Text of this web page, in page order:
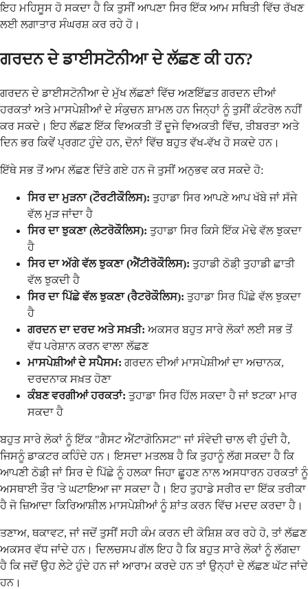
ਇਹ ਮਹਿਸੂਸ ਹੋ ਸਕਦਾ ਹੈ ਕਿ ਤੁਸੀਂ ਆਪਣਾ ਸਿਰ ਇੱਕ ਆਮ ਸਥਿਤੀ ਵਿੱਚ ਰੱਖਣ
ਲਈ ਲਗਾਤਾਰ ਸੰਘਰਸ਼ ਕਰ ਰਹੇ ਹੋ।
ਗਰਦਨ ਦੇ ਡਾਈਸਟੋਨੀਆ ਦੇ ਲੱਛਣ ਕੀ ਹਨ?
ਗਰਦਨ ਦੇ ਡਾਈਸਟੋਨੀਆ ਦੇ ਮੁੱਖ ਲੱਛਣਾਂ ਵਿੱਚ ਅਣਇੱਛਤ ਗਰਦਨ ਦੀਆਂ
ਹਰਕਤਾਂ ਅਤੇ ਮਾਸਪੇਸ਼ੀਆਂ ਦੇ ਸੰਕੁਚਨ ਸ਼ਾਮਲ ਹਨ ਜਿਨ੍ਹਾਂ ਨੂੰ ਤੁਸੀਂ ਕੰਟਰੋਲ ਨਹੀਂ
ਕਰ ਸਕਦੇ। ਇਹ ਲੱਛਣ ਇੱਕ ਵਿਅਕਤੀ ਤੋਂ ਦੂਜੇ ਵਿਅਕਤੀ ਵਿੱਚ, ਤੀਬਰਤਾ ਅਤੇ
ਦਿਨ ਭਰ ਕਿਵੇਂ ਪ੍ਰਗਟ ਹੁੰਦੇ ਹਨ, ਦੋਨਾਂ ਵਿੱਚ ਬਹੁਤ ਵੱਖ-ਵੱਖ ਹੋ ਸਕਦੇ ਹਨ।
ਇੱਥੇ ਸਭ ਤੋਂ ਆਮ ਲੱਛਣ ਦਿੱਤੇ ਗਏ ਹਨ ਜੋ ਤੁਸੀਂ ਅਨੁਭਵ ਕਰ ਸਕਦੇ ਹੋ:
ਸਿਰ ਦਾ ਮੁੜਨਾ (ਟੌਰਟੀਕੌਲਿਸ): ਤੁਹਾਡਾ ਸਿਰ ਆਪਣੇ ਆਪ ਖੱਬੇ ਜਾਂ ਸੱਜੇ
ਵੱਲ ਮੁੜ ਜਾਂਦਾ ਹੈ
ਸਿਰ ਦਾ ਝੁਕਣਾ (ਲੇਟਰੋਕੌਲਿਸ): ਤੁਹਾਡਾ ਸਿਰ ਕਿਸੇ ਇੱਕ ਮੋਢੇ ਵੱਲ ਝੁਕਦਾ
ਹੈ
ਸਿਰ ਦਾ ਅੱਗੇ ਵੱਲ ਝੁਕਣਾ (ਐਂਟੀਰੋਕੌਲਿਸ): ਤੁਹਾਡੀ ਠੋਡ਼ੀ ਤੁਹਾਡੀ ਛਾਤੀ
ਵੱਲ ਝੁਕਦੀ ਹੈ
ਸਿਰ ਦਾ ਪਿੱਛੇ ਵੱਲ ਝੁਕਣਾ (ਰੈਟਰੋਕੌਲਿਸ): ਤੁਹਾਡਾ ਸਿਰ ਪਿੱਛੇ ਵੱਲ ਝੁਕਦਾ
ਹੈ
ਗਰਦਨ ਦਾ ਦਰਦ ਅਤੇ ਸਖ਼ਤੀ: ਅਕਸਰ ਬਹੁਤ ਸਾਰੇ ਲੋਕਾਂ ਲਈ ਸਭ ਤੋਂ
ਵੱਧ ਪਰੇਸ਼ਾਨ ਕਰਨ ਵਾਲਾ ਲੱਛਣ
ਮਾਸਪੇਸ਼ੀਆਂ ਦੇ ਸਪੈਸਮ: ਗਰਦਨ ਦੀਆਂ ਮਾਸਪੇਸ਼ੀਆਂ ਦਾ ਅਚਾਨਕ,
ਦਰਦਨਾਕ ਸਖ਼ਤ ਹੋਣਾ
ਕੰਬਣ ਵਰਗੀਆਂ ਹਰਕਤਾਂ: ਤੁਹਾਡਾ ਸਿਰ ਹਿੱਲ ਸਕਦਾ ਹੈ ਜਾਂ ਝਟਕਾ ਮਾਰ
ਸਕਦਾ ਹੈ
ਬਹੁਤ ਸਾਰੇ ਲੋਕਾਂ ਨੂੰ ਇੱਕ "ਗੈਸਟ ਐਂਟਾਗੋਨਿਸਟ" ਜਾਂ ਸੰਵੇਦੀ ਚਾਲ ਵੀ ਹੁੰਦੀ ਹੈ,
ਜਿਸਨੂੰ ਡਾਕਟਰ ਕਹਿੰਦੇ ਹਨ। ਇਸਦਾ ਮਤਲਬ ਹੈ ਕਿ ਤੁਹਾਨੂੰ ਲੱਗ ਸਕਦਾ ਹੈ ਕਿ
ਆਪਣੀ ਠੋਡ਼ੀ ਜਾਂ ਸਿਰ ਦੇ ਪਿੱਛੇ ਨੂੰ ਹਲਕਾ ਜਿਹਾ ਛੂਹਣ ਨਾਲ ਅਸਧਾਰਨ ਹਰਕਤਾਂ ਨੂੰ
ਅਸਥਾਈ ਤੌਰ 'ਤੇ ਘਟਾਇਆ ਜਾ ਸਕਦਾ ਹੈ। ਇਹ ਤੁਹਾਡੇ ਸਰੀਰ ਦਾ ਇੱਕ ਤਰੀਕਾ
ਹੈ ਜੋ ਜ਼ਿਆਦਾ ਕਿਰਿਆਸ਼ੀਲ ਮਾਸਪੇਸ਼ੀਆਂ ਨੂੰ ਸ਼ਾਂਤ ਕਰਨ ਵਿੱਚ ਮਦਦ ਕਰਦਾ ਹੈ।
ਤਣਾਅ, ਥਕਾਵਟ, ਜਾਂ ਜਦੋਂ ਤੁਸੀਂ ਸਹੀ ਕੰਮ ਕਰਨ ਦੀ ਕੋਸ਼ਿਸ਼ ਕਰ ਰਹੇ ਹੋ, ਤਾਂ ਲੱਛਣ
ਅਕਸਰ ਵੱਧ ਜਾਂਦੇ ਹਨ। ਦਿਲਚਸਪ ਗੱਲ ਇਹ ਹੈ ਕਿ ਬਹੁਤ ਸਾਰੇ ਲੋਕਾਂ ਨੂੰ ਲੱਗਦਾ
ਹੈ ਕਿ ਜਦੋਂ ਉਹ ਲੇਟੇ ਹੁੰਦੇ ਹਨ ਜਾਂ ਆਰਾਮ ਕਰਦੇ ਹਨ ਤਾਂ ਉਨ੍ਹਾਂ ਦੇ ਲੱਛਣ ਘੱਟ ਜਾਂਦੇ
ਹਨ।